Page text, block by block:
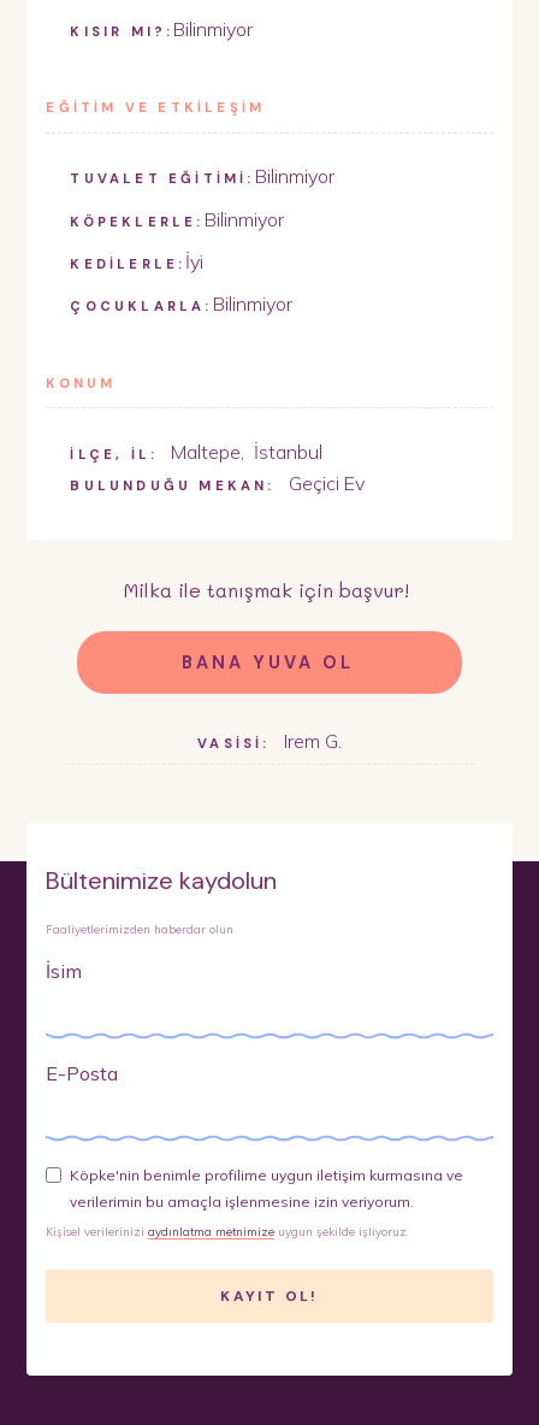
KISIR MI?: Bilinmiyor
EĞİTİM VE ETKİLEŞİM
TUVALET EĞİTİMİ: Bilinmiyor
KÖPEKLERLE: Bilinmiyor
KEDİLERLE: İyi
ÇOCUKLARLA: Bilinmiyor
KONUM
İLÇE, İL: Maltepe İstanbul
BULUNDUĞU MEKAN: Geçici Ev
Milka ile tanışmak için başvur!
BANA YUVA OL
VASİSİ: Irem G.
Bültenimize kaydolun
Faaliyetlerimizden haberdar olun
İsim
E-Posta
Köpke'nin benimle profilime uygun iletişim kurmasına ve
verilerimin bu amaçla işlenmesine izin veriyorum.
Kişisel verileriniziaydınlatma metnimize uygun şekilde işliyoruz.